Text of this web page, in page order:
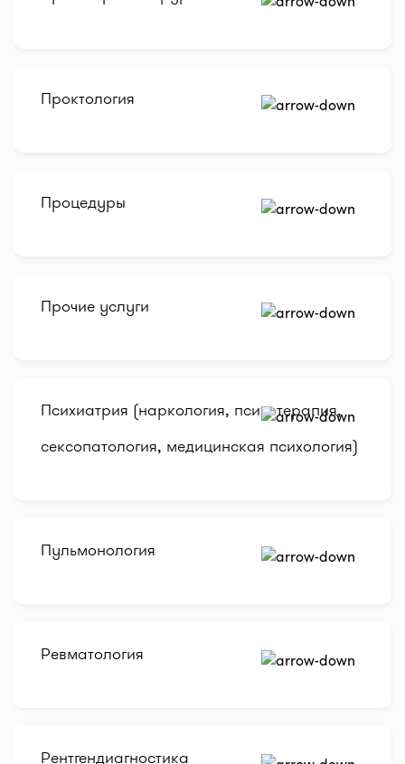
Проктология
Процедуры
Прочие услуги
Психиатрия (наркология, психотерапия,
сексопатология, медицинская психология)
Пульмонология
Ревматология
Рентгендиагностика